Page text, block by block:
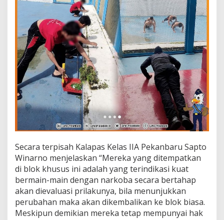
Secara terpisah Kalapas Kelas IIA Pekanbaru Sapto
Winarno menjelaskan “Mereka yang ditempatkan
di blok khusus ini adalah yang terindikasi kuat
bermain-main dengan narkoba secara bertahap
akan dievaluasi prilakunya, bila menunjukkan
perubahan maka akan dikembalikan ke blok biasa.
Meskipun demikian mereka tetap mempunyai hak